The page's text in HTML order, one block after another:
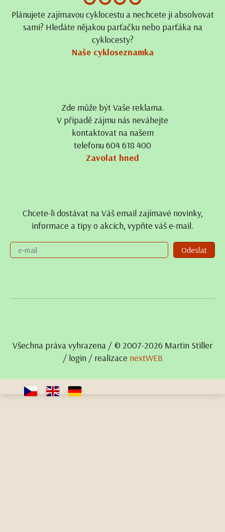
Plánujete zajímavou cyklocestu a nechcete ji absolvovat
sami? Hledáte nějakou parťačku nebo parťáka na
cyklocesty?
Naše cykloseznamka
Zde může být Vaše reklama.
V případě zájmu nás neváhejte
kontaktovat na našem
telefonu 604 618 400
Zavolat hned
Chcete-li dostávat na Váš email zajímavé novinky,
informace a tipy o akcích, vypňte váš e-mail.
Odeslat
Všechna práva vyhrazena / © 2007- 2026 Martin Stiller
/ login / realizace nextWEB